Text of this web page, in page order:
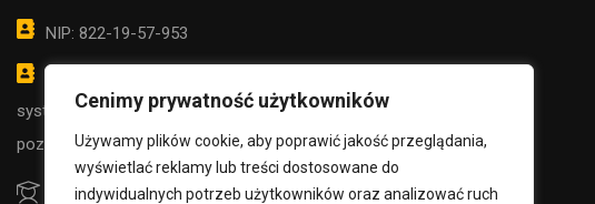
Cenimy prywatność użytkowników
Używamy plików cookie, aby poprawić jakość przeglądania,
wyświetlać reklamy lub treści dostosowane do
indywidualnych potrzeb użytkowników oraz analizować ruch
NIP: 822-19-57-953
systemu e-PUAP adres SPCYGANKA (Dz.U. z 2020 r.
poz. 346, z póź. zm.)
CHCESZ